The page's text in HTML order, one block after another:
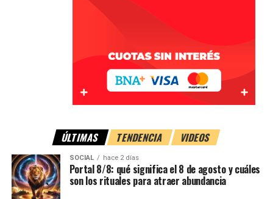
camiseta argentina y definió ese recorrido como el mayor
privilegio que le dio el fútbol.
ÚLTIMAS TENDENCIA VIDEOS
SOCIAL hace 2 días
Portal 8/8: qué significa el 8 de agosto y cuáles
son los rituales para atraer abundancia